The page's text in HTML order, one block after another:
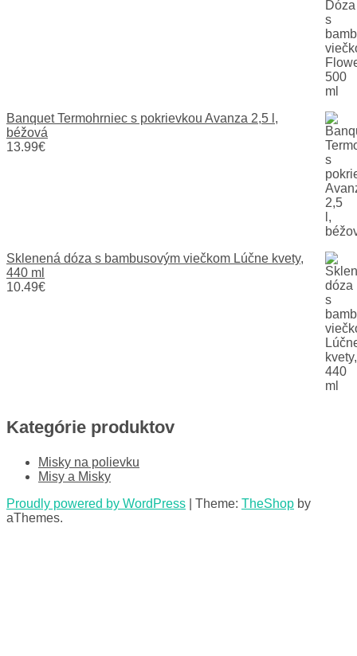
Banquet Termohrniec s pokrievkou Avanza 2,5 l,
béžová
13.99€
Sklenená dóza s bambusovým viečkom Lúčne kvety,
440 ml
10.49€
Kategórie produktov
Misky na polievku
Misy a Misky
Proudly powered by WordPress
Theme: TheShop by
aThemes.